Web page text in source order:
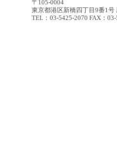
〒105-0004
東京都港区新橋四丁目9番1
TEL：03-5425-2070 FAX：